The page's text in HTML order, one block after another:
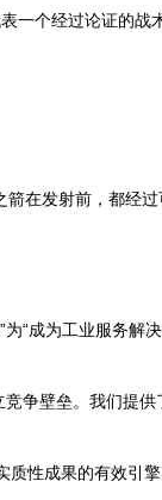
一个经过论证的战
在发射前，都经
为“成为工业服务
竞争壁垒。我们提
性成果的有效引擎